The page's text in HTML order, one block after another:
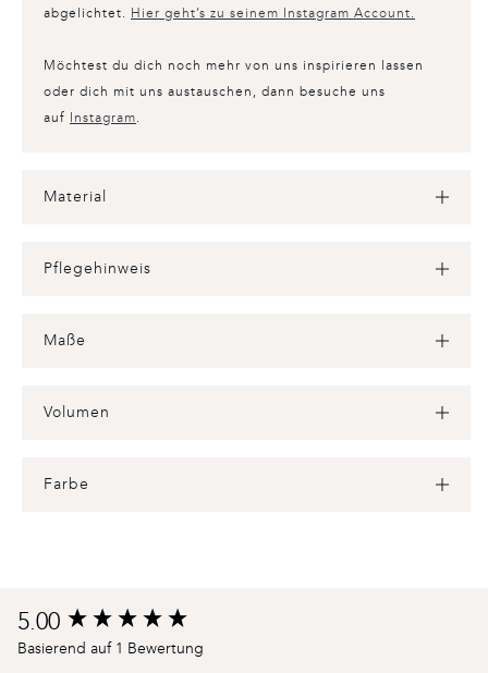
abgelichtet. Hier geht’s zu seinem Instagram Account.
Möchtest du dich noch mehr von uns inspirieren lassen
oder dich mit uns austauschen, dann besuche uns
auf Instagram
Material
Pflegehinweis
Maße
Volumen
Farbe
reviews
5.00
Basierend auf 1 Bewertung
New content loaded